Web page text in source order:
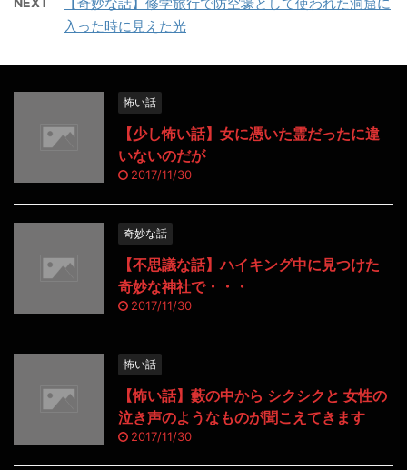
入った時に見えた光
怖い話
【少し怖い話】女に憑いた霊だったに違
いないのだが
2017/11/30
奇妙な話
【不思議な話】ハイキング中に見つけた
奇妙な神社で・・・
2017/11/30
怖い話
【怖い話】藪の中から シクシクと 女性の
泣き声のようなものが聞こえてきます
2017/11/30